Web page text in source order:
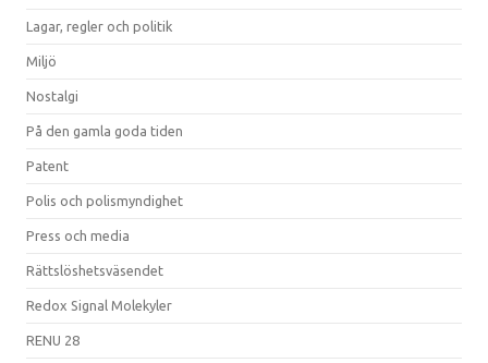
Lagar, regler och politik
Miljö
Nostalgi
På den gamla goda tiden
Patent
Polis och polismyndighet
Press och media
Rättslöshetsväsendet
Redox Signal Molekyler
RENU 28